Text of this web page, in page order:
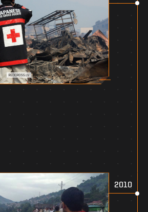
2010